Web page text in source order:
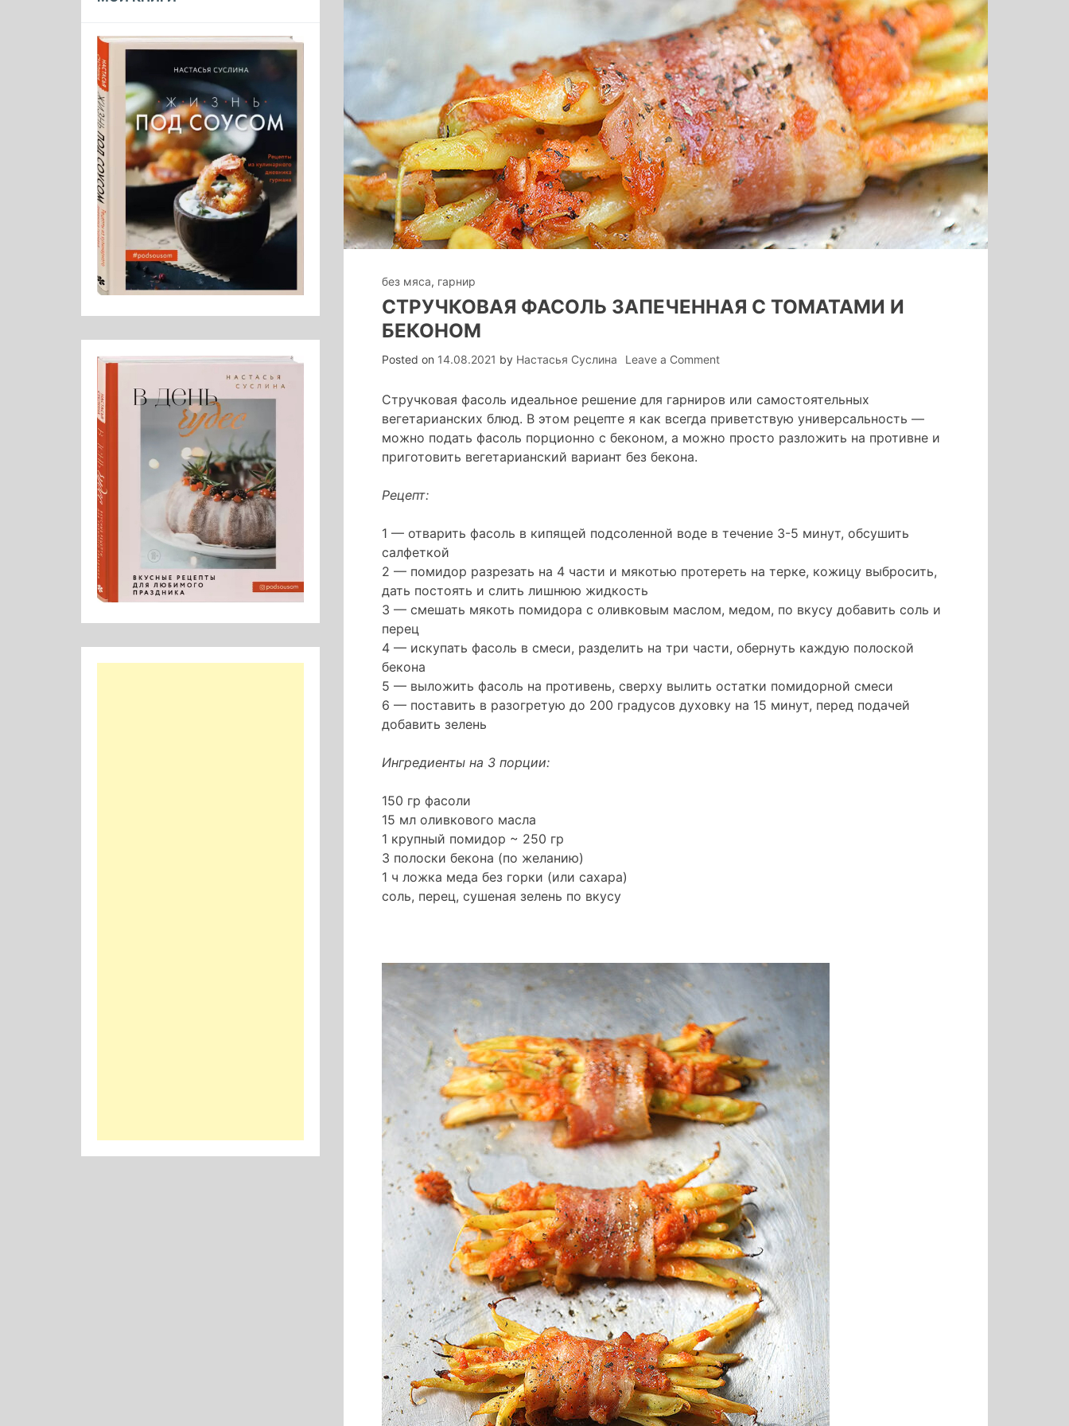
без мяса, гарнир
СТРУЧКОВАЯ ФАСОЛЬ ЗАПЕЧЕННАЯ С ТОМАТАМИ И
БЕКОНОМ
Posted on 14.08.2021 by Настасья Суслина Leave a Commenton
запеченная
с
томатами
Стручковая фасоль идеальное решение для гарниров или самостоятельных
вегетарианских блюд. В этом рецепте я как всегда приветствую универсальность —
можно подать фасоль порционно с беконом, а можно просто разложить на противне и
приготовить вегетарианский вариант без бекона.
Рецепт:
1 — отварить фасоль в кипящей подсоленной воде в течение 3-5 минут, обсушить
салфеткой
2 — помидор разрезать на 4 части и мякотью протереть на терке, кожицу выбросить,
дать постоять и слить лишнюю жидкость
3 — смешать мякоть помидора с оливковым маслом, медом, по вкусу добавить соль и
перец
4 — искупать фасоль в смеси, разделить на три части, обернуть каждую полоской
бекона
5 — выложить фасоль на противень, сверху вылить остатки помидорной смеси
6 — поставить в разогретую до 200 градусов духовку на 15 минут, перед подачей
добавить зелень
Ингредиенты на 3 порции:
150 гр фасоли
15 мл оливкового масла
1 крупный помидор ~ 250 гр
3 полоски бекона (по желанию)
1 ч ложка меда без горки (или сахара)
соль, перец, сушеная зелень по вкусу